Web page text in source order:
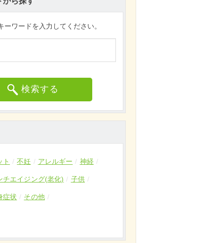
ーワードを入力してください。
検索する
ト 不妊 アレルギー 神経
チエイジング(老化) 子供
症状 その他